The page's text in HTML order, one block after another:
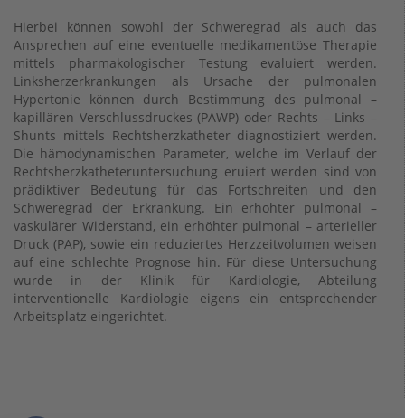
Hierbei können sowohl der Schweregrad als auch das
Ansprechen auf eine eventuelle medikamentöse Therapie
mittels pharmakologischer Testung evaluiert werden.
Linksherzerkrankungen als Ursache der pulmonalen
Hypertonie können durch Bestimmung des pulmonal –
kapillären Verschlussdruckes (PAWP) oder Rechts – Links –
Shunts mittels Rechtsherzkatheter diagnostiziert werden.
Die hämodynamischen Parameter, welche im Verlauf der
Rechtsherzkatheteruntersuchung eruiert werden sind von
prädiktiver Bedeutung für das Fortschreiten und den
Schweregrad der Erkrankung. Ein erhöhter pulmonal –
vaskulärer Widerstand, ein erhöhter pulmonal – arterieller
Druck (PAP), sowie ein reduziertes Herzzeitvolumen weisen
auf eine schlechte Prognose hin. Für diese Untersuchung
wurde in der Klinik für Kardiologie, Abteilung
interventionelle Kardiologie eigens ein entsprechender
Arbeitsplatz eingerichtet.